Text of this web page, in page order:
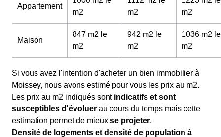
Appartement
m2
m2
m2
Maison
847 m2 le
m2
942 m2 le
m2
1036 m2 le
m2
Si vous avez l'intention d'acheter un bien immobilier à
Moissey, nous avons estimé pour vous les prix au m2.
Les prix au m2 indiqués sont indicatifs et sont
susceptibles d'évoluer au cours du temps mais cette
estimation permet de mieux se projeter.
Densité de logements et densité de population à